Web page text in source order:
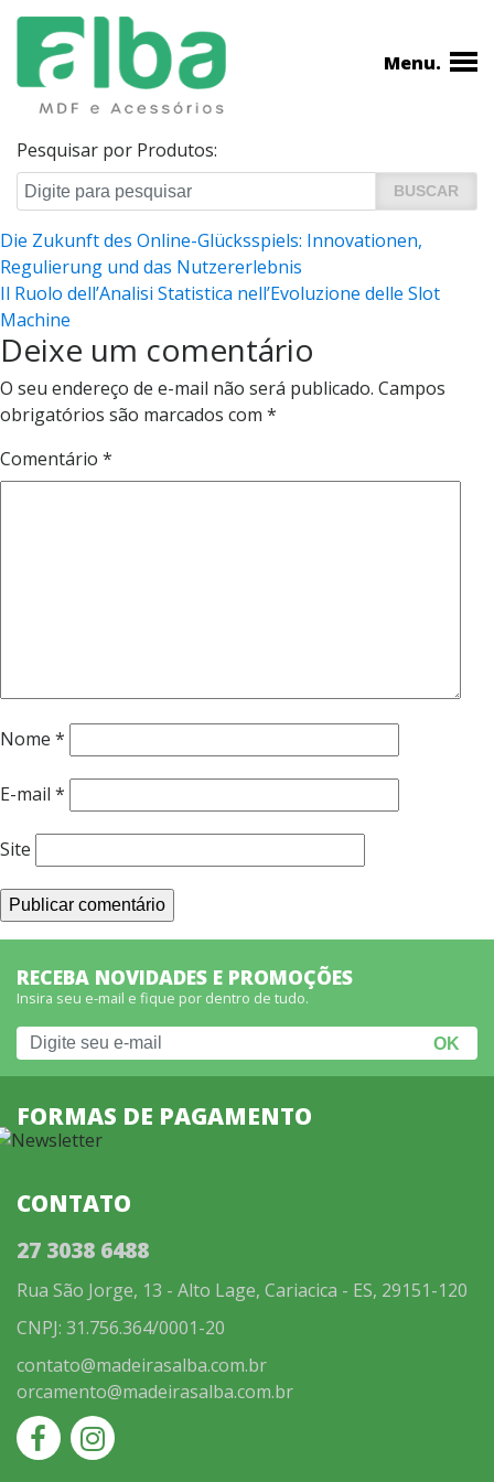
Pesquisar por Produtos:
Menu.
Navegação
de
Post
Die Zukunft des Online-Glücksspiels: Innovationen,
Regulierung und das Nutzererlebnis
Il Ruolo dell’Analisi Statistica nell’Evoluzione delle Slot
Machine
Deixe um comentário
O seu endereço de e-mail não será publicado. Campos
obrigatórios são marcados com *
Comentário *
Nome *
E-mail *
Site
RECEBA NOVIDADES E PROMOÇÕES
Insira seu e-mail e fique por dentro de tudo.
FORMAS DE PAGAMENTO
CONTATO
27 3038 6488
Rua São Jorge, 13 - Alto Lage, Cariacica - ES, 29151-120
CNPJ: 31.756.364/0001-20
contato@madeirasalba.com.br
orcamento@madeirasalba.com.br